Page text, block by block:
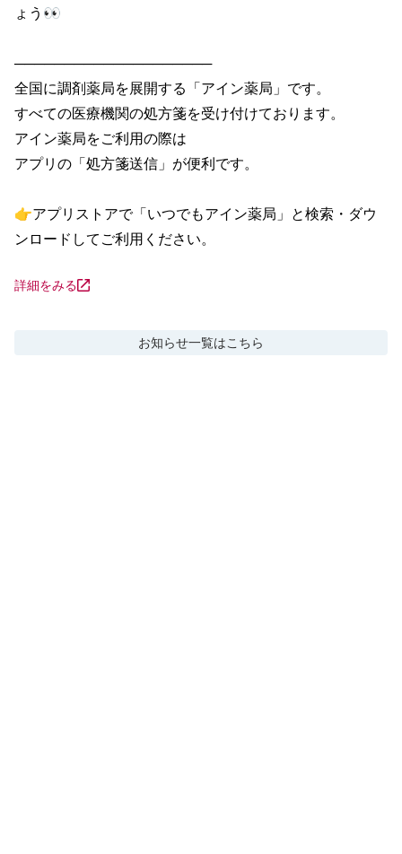
ょう👀
────────────────────
全国に調剤薬局を展開する「アイン薬局」です。
すべての医療機関の処方箋を受け付けております。
アイン薬局をご利用の際は
アプリの「処方箋送信」が便利です。
👉アプリストアで「いつでもアイン薬局」と検索・ダウ
ンロードしてご利用ください。
詳細をみる
お知らせ一覧はこちら